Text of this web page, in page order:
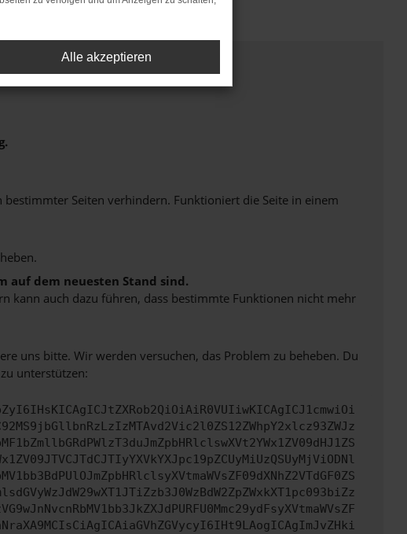
Seiten verhindern. Funktioniert die Seite in einem
auf dem neuesten Stand sind.
kann auch dazu führen, dass bestimmte Funktionen nicht mehr
uns bitte. Wir werden versuchen, das Problem zu beheben. Du
unterstützen:
Alle akzeptieren